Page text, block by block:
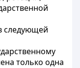
следующей
только одна